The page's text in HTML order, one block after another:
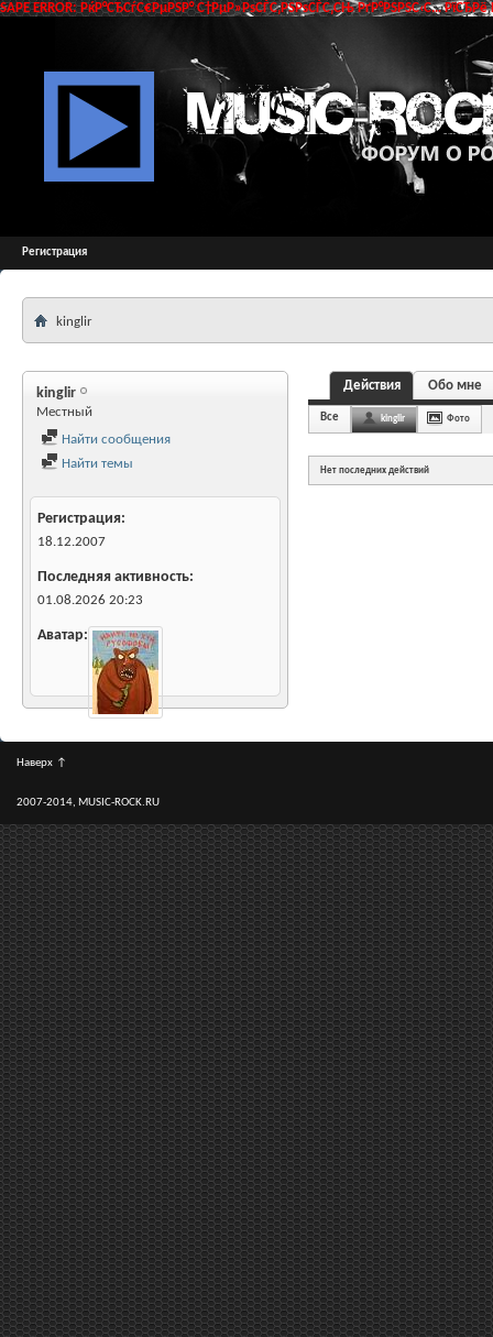
SAPE ERROR: РќР°СЂСѓС€РµРЅР° С†РµР»РѕСЃС‚РЅРѕСЃС‚СЊ РґР°РЅРЅС‹С…
Регистрация
kinglir
kinglir
Местный
Найти сообщения
Найти темы
Регистрация
18.12.2007
Последняя активность
01.08.2026 20:23
Аватар
Действия Обо мне
Все kinglir Фото
Нет последних действий
Наверх ↑
2007-2014, MUSIC-ROCK.RU